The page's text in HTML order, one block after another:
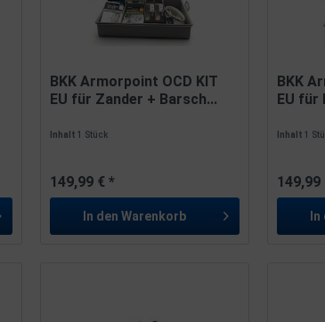
BKK Armorpoint OCD KIT
EU für Zander + Barsch...
Inhalt1 Stück
149,99 € *
In den Warenkorb
BKK
EU für
Inhalt1
149,99
In